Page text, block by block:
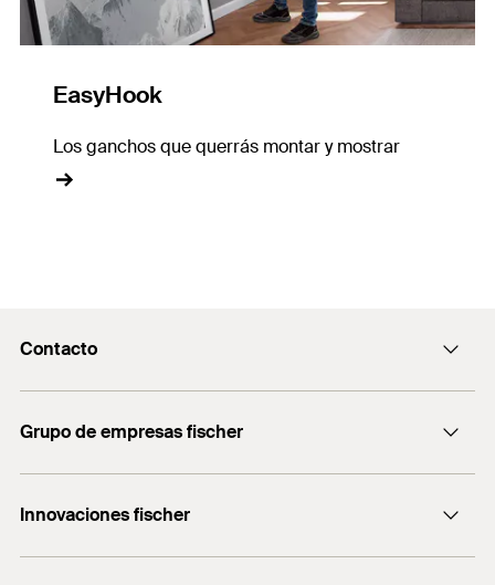
EasyHook
Los ganchos que querrás montar y mostrar
Contacto
servicio.cliente@fischer.es
+0034 977838711
Grupo de empresas fischer
fischertechnik
Innovaciones fischer